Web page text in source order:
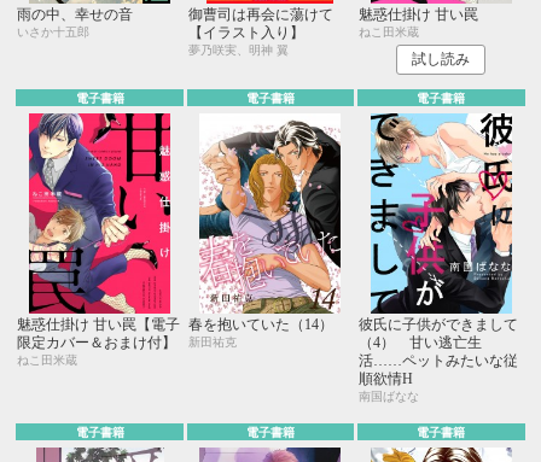
雨の中、幸せの音
いさか十五郎
御曹司は再会に蕩けて
【イラスト入り】
夢乃咲実、明神 翼
魅惑仕掛け 甘い罠
ねこ田米蔵
試し読み
電子書籍
魅惑仕掛け 甘い罠【電子
限定カバー＆おまけ付】
ねこ田米蔵
電子書籍
春を抱いていた（14）
新田祐克
電子書籍
彼氏に子供ができまして
（4） 甘い逃亡生
活……ペットみたいな従
順欲情H
南国ばなな
電子書籍 電子書籍 電子書籍